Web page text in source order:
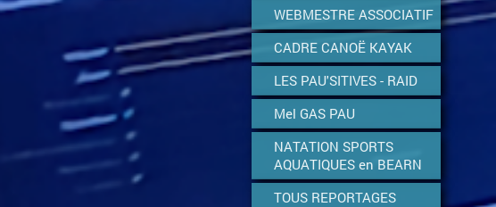
WEBMESTRE ASSOCIATIF
CADRE CANOË KAYAK
LES PAU'SITIVES - RAID
Mel GAS PAU
NATATION SPORTS
AQUATIQUES en BEARN
TOUS REPORTAGES